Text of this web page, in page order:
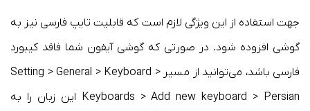
جهت استفاده از این ویژگی لازم است که قابلیت تایپ فارسی نیز به
گوشی افزوده شود. در صورتی که گوشی آیفون شما فاقد کیبورد
فارسی باشد، می‌توانید از مسیر Setting > General > Keyboard >
Keyboards > Add new keyboard > Persian این زبان را به